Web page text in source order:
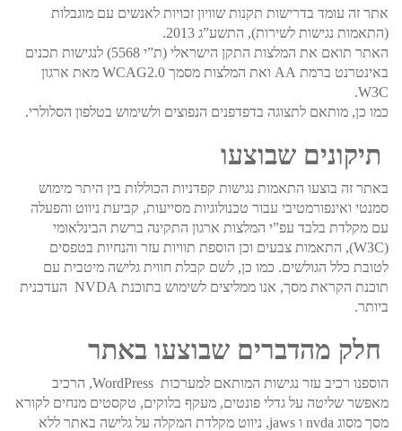
אתר זה עומד בדרישות תקנות שוויון זכויות לאנשים עם מוגבלות
(התאמות נגישות לשירות), התשע”ג 2013.
האתר תואם את המלצות התקן הישראלי (ת”י 5568) לנגישות תכנים
באינטרנט ברמת AA ואת המלצות מסמך WCAG2.0 מאת ארגון
W3C.
כמו כן, מותאם לתצוגה בדפדפנים הנפוצים ולשימוש בטלפון הסלולרי.
תיקונים שבוצעו
באתר זה בוצעו התאמות נגישות קפדניות הכוללות בין היתר מימוש
סמנטי ואינפורמטיבי עבור טכנולוגיות מסייעות, קביעת ניווט והפעלה
עם מקלדת בלבד עפ”י המלצות ארגון התקינה ברשת הבינלאומי
(W3C), התאמות צבעים וכן הוספת תוויות עזר והנחיות בטפסים
לטובת כלל הגולשים. כמו כן, לשם קבלת חווית גלישה מיטבית עם
תוכנת הקראת מסך, אנו ממליצים לשימוש בתוכנת NVDA העדכנית
ביותר.
חלק מהדברים שבוצעו באתר
הוספנו רכיב עזר נגישות המותאם למערכות WordPress, הרכיב
מאפשר שליטה על גדלי פונטים, מעקף בלוקים, טקסטים מנחים לקורא
מסך מסוג nvda ו jaws, ניווט מקלדת המקלה על גלישה באתר ללא